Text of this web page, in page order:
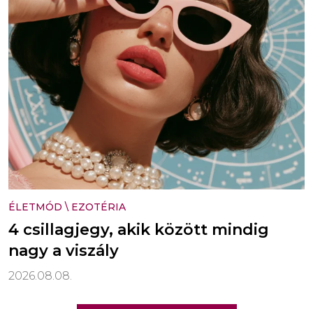
ÉLETMÓD \ EZOTÉRIA
4 csillagjegy, akik között mindig
nagy a viszály
2026.08.08.